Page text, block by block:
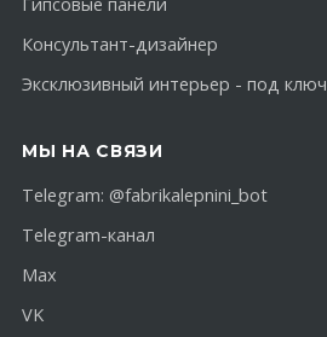
Консультант-дизайнер
Эксклюзивный интерьер - под ключ
МЫ НА СВЯЗИ
Telegram: @fabrikalepnini_bot
Telegram-канал
Max
VK